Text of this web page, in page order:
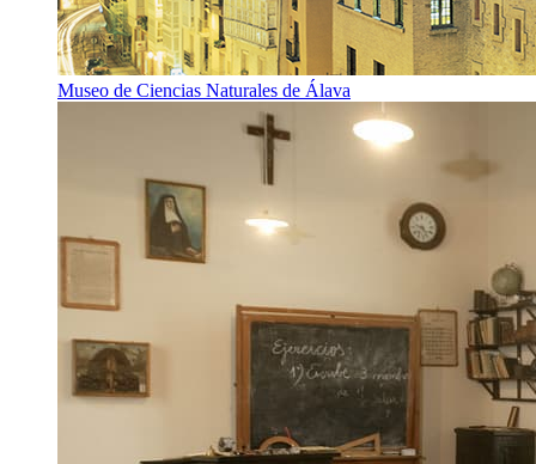
Museo de Ciencias Naturales de Álava